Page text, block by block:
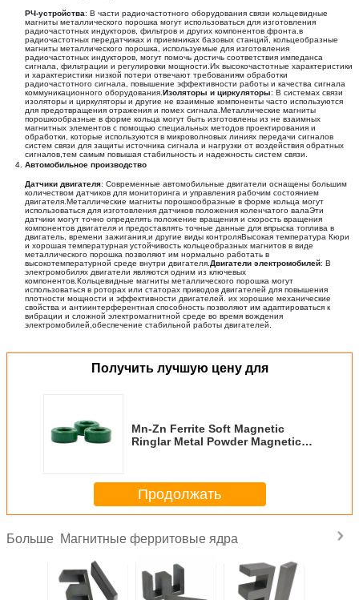
РЧ-устройства: В части радиочастотного оборудования связи кольцевидные
магниты металлического порошка могут использоваться для изготовления
радиочастотных индукторов, фильтров и других компонентов фронта.в
радиочастотных передатчиках и приемниках базовых станций, кольцеобразные
магниты металлического порошка, используемые для изготовления
радиочастотных индукторов, могут помочь достичь соответствия импеданса
сигнала, фильтрации и регулировки мощности.Их высокочастотные характеристики
и характеристики низкой потери отвечают требованиям обработки
радиочастотного сигнала, повышение эффективности работы и качества сигнала
коммуникационного оборудования.Изоляторы и циркуляторы: В системах связи
изоляторы и циркуляторы и другие не взаимные компоненты часто используются
для предотвращения отражения и помех сигнала.Металлические магниты
порошкообразные в форме кольца могут быть изготовлены из не взаимных
магнитных элементов с помощью специальных методов проектирования и
обработки, которые используются в микроволновых линиях передачи сигналов
систем связи для защиты источника сигнала и нагрузки от воздействия обратных
сигналов,тем самым повышая стабильность и надежность систем связи.
Автомобильное производство
Датчики двигателя: Современные автомобильные двигатели оснащены большим
количеством датчиков для мониторинга и управления рабочим состоянием
двигателя.Металлические магниты порошкообразные в форме кольца могут
использоваться для изготовления датчиков положения коленчатого валаЭти
датчики могут точно определять положение вращения и скорость вращения
компонентов двигателя и предоставлять точные данные для впрыска топлива в
двигатель, времени зажигания,и другие виды контроляВысокая температура Кюри
и хорошая температурная устойчивость кольцеобразных магнитов в виде
металлического порошка позволяют им нормально работать в
высокотемпературной среде внутри двигателя.Двигатели электромобилей: В
электромобилях двигатели являются одним из ключевых
компонентов.Кольцевидные магниты металлического порошка могут
использоваться в роторах или статорах приводов двигателей для повышения
плотности мощности и эффективности двигателей. их хорошие механические
свойства и антиинтерферентная способность позволяют им адаптироваться к
вибрации и сложной электромагнитной среде во время вождения
электромобилей,обеспечение стабильной работы двигателей.
Получить лучшую цену для
Mn-Zn Ferrite Soft Magnetic
Ringlar Metal Powder Magnetic
кольцеобразный
металлический порошковый
магнитный ядро)
Продолжать
Больше Магнитные ферритовые ядра